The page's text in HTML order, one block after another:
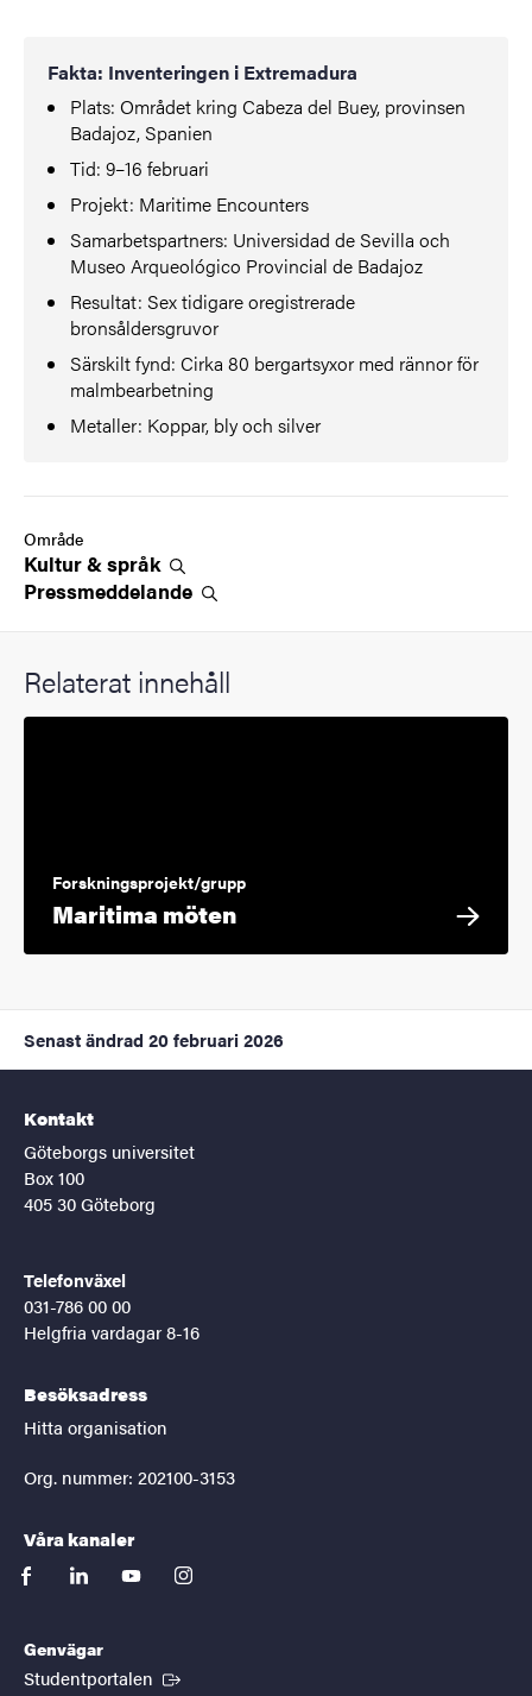
Fakta: Inventeringen i Extremadura
Plats: Området kring Cabeza del Buey, provinsen
Badajoz, Spanien
Tid: 9–16 februari
Projekt: Maritime Encounters
Samarbetspartners: Universidad de Sevilla och
Museo Arqueológico Provincial de Badajoz
Resultat: Sex tidigare oregistrerade
bronsåldersgruvor
Särskilt fynd: Cirka 80 bergartsyxor med rännor för
malmbearbetning
Metaller: Koppar, bly och silver
Område
Kultur &språk
Pressmeddelande
Relaterat innehåll
Forskningsprojekt/grupp
Maritima möten
Senast ändrad 20 februari 2026
Kontakt
Göteborgs universitet
Box 100
405 30 Göteborg
Telefonväxel
031-786 00 00
Helgfria vardagar 8-16
Besöksadress
Hitta organisation
Org. nummer: 202100-3153
Våra kanaler
facebooklinkedinyoutubeinstagram
Genvägar
Studentportalen (Extern länk)